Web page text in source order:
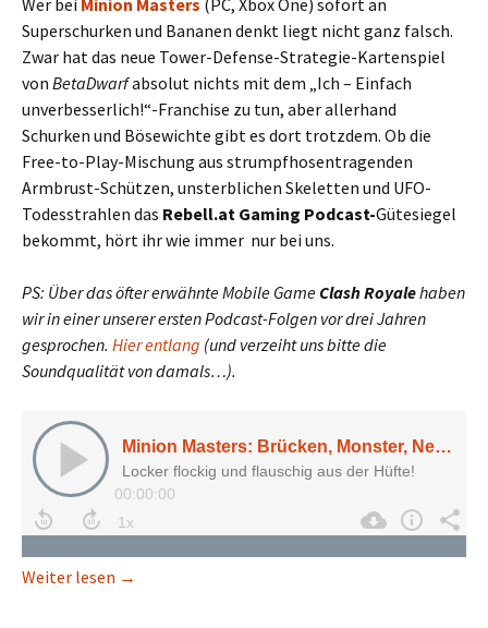
Wer bei Minion Masters (PC, Xbox One) sofort an
Superschurken und Bananen denkt liegt nicht ganz falsch.
Zwar hat das neue Tower-Defense-Strategie-Kartenspiel
von BetaDwarfabsolut nichts mit dem „Ich – Einfach
unverbesserlich!“-Franchise zu tun, aber allerhand
Schurken und Bösewichte gibt es dort trotzdem. Ob die
Free-to-Play-Mischung aus strumpfhosentragenden
Armbrust-Schützen, unsterblichen Skeletten und UFO-
Todesstrahlen das Rebell.at Gaming Podcast-Gütesiegel
bekommt, hört ihr wie immer nur bei uns.
PS: Über das öfter erwähnte Mobile Game Clash Royalehaben
wir in einer unserer ersten Podcast-Folgen vor drei Jahren
gesprochen. Hier entlang (und verzeiht uns bitte die
Soundqualität von damals…).
Weiter lesen Minion Masters: Brücken, Monster,
→